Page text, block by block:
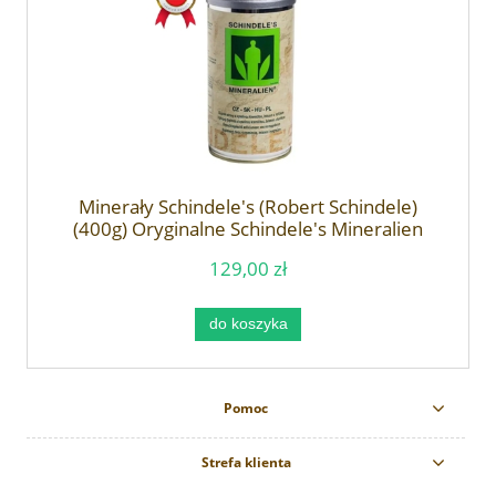
Minerały Schindele's (Robert Schindele)
(400g) Oryginalne Schindele's Mineralien
129,00 zł
do koszyka
Pomoc
Strefa klienta